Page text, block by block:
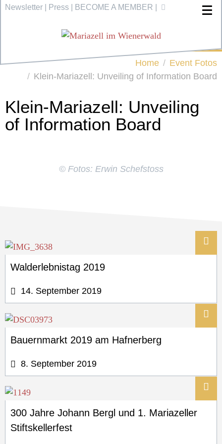
Newsletter Press BECOME A MEMBER
Home
Event Fotos
Klein-Mariazell: Unveiling of Information Board
Klein-Mariazell: Unveiling
of Information Board
© Fotos: Erwin Schefstoss
Walderlebnistag 2019
14. September 2019
Bauernmarkt 2019 am Hafnerberg
8. September 2019
300 Jahre Johann Bergl und 1. Mariazeller
Stiftskellerfest